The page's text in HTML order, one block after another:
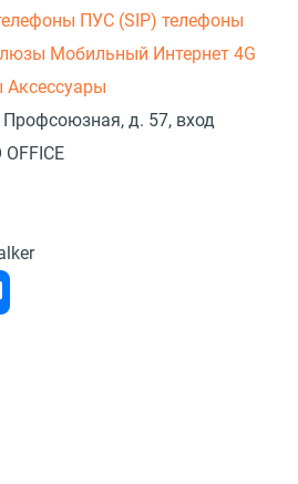
ПУС (SIP) телефоны
Мобильный Интернет 4G
Аксессуары
Профсоюзная, д. 57, вход